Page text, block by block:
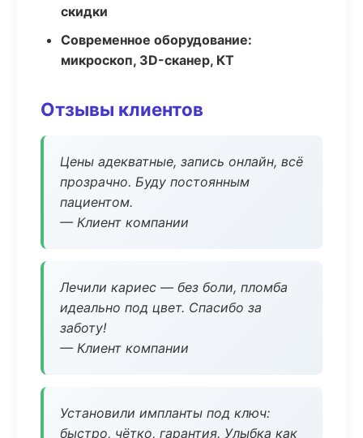
скидки
Современное оборудование:
микроскоп, 3D-сканер, КТ
Отзывы клиентов
Цены адекватные, запись онлайн, всё
прозрачно. Буду постоянным
пациентом.
— Клиент компании
Лечили кариес — без боли, пломба
идеально под цвет. Спасибо за
заботу!
— Клиент компании
Установили импланты под ключ:
быстро, чётко, гарантия. Улыбка как